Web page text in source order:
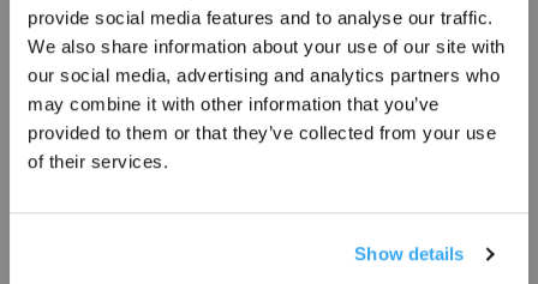
provide social media features and to analyse our traffic.
We also share information about your use of our site with
our social media, advertising and analytics partners who
may combine it with other information that you’ve
provided to them or that they’ve collected from your use
of their services.
Show details
Filtre antibactérienx 3pcs
*ECOVACS DEEBOT Filtre Antibactérien est un article traité.
contient des substances actives
telles que le nitrate d'argent (CAS No.:7761-88-8, EC NO.:231-853-9) et le
PHMB (CAS No.:32289-58-0 et 1802181-67-4).
Numéro de modèle
Inscrivez-vous et recevez